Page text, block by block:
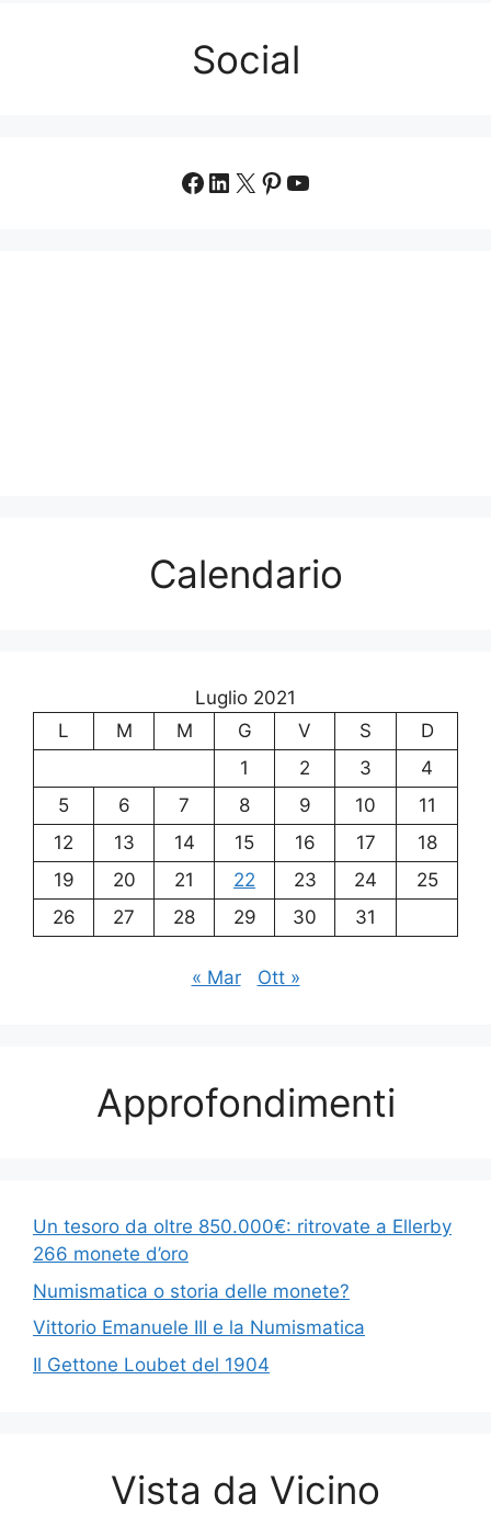
Social
Facebook
LinkedIn
X Pinterest
YouTube
Calendario
Luglio 2021
L
M M G V S
D
1
2 3
4
5
6 7 8 9 10
11
12
13 14 15 16 17
18
19
20 21 22 23 24
25
26
27 28 29 30 31
« Mar Ott »
Approfondimenti
Un tesoro da oltre 850.000€: ritrovate a Ellerby
266 monete d’oro
Numismatica o storia delle monete?
Vittorio Emanuele III e la Numismatica
Il Gettone Loubet del 1904
Vista da Vicino